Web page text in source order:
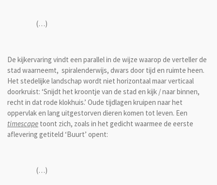
(…)
De kijkervaring vindt een parallel in de wijze waarop de verteller de
stad waarneemt, spiralenderwijs, dwars door tijd en ruimte heen.
Het stedelijke landschap wordt niet horizontaal maar verticaal
doorkruist: ‘Snijdt het kroontje van de stad en kijk / naar binnen,
recht in dat rode klokhuis.’ Oude tijdlagen kruipen naar het
oppervlak en lang uitgestorven dieren komen tot leven. Een
timescape toont zich, zoals in het gedicht waarmee de eerste
aflevering getiteld ‘Buurt’ opent:
(…)